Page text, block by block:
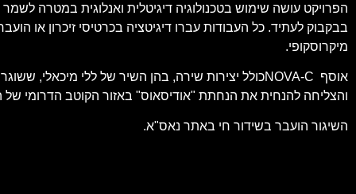
הפרויקט עושה שימוש בטכנולוגיה דיגיטלית ואנלוגית במטרה
מיקרוסקופי.
והצליחה להנחית את הנחתת "אודיסאוס" באזור הקוטב הדרומי של
השיגור הועבר בשידור חי באתר נאס"א.